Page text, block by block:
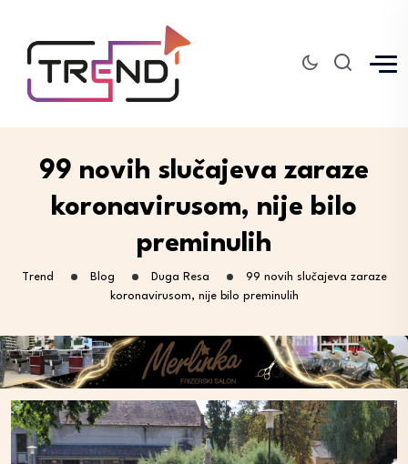
99 novih slučajeva zaraze
koronavirusom, nije bilo
preminulih
Trend Blog Duga Resa
99 novih slučajeva zaraze
koronavirusom, nije bilo preminulih